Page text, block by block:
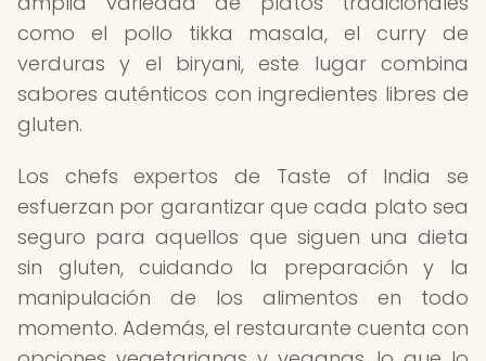
como el pollo tikka masala, el curry de
verduras y el biryani, este lugar combina
sabores auténticos con ingredientes libres de
gluten.
Los chefs expertos de Taste of India se
esfuerzan por garantizar que cada plato sea
seguro para aquellos que siguen una dieta
sin gluten, cuidando la preparación y la
manipulación de los alimentos en todo
momento. Además, el restaurante cuenta con